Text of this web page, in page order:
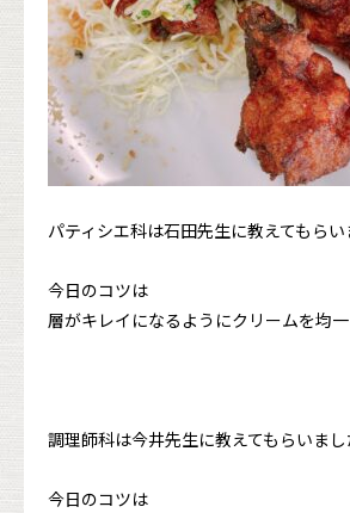
パティシエ科は石田先生に教えてもらい
今日のコツは
層がキレイになるようにクリームを均
調理師科は今井先生に教えてもらいまし
今日のコツは